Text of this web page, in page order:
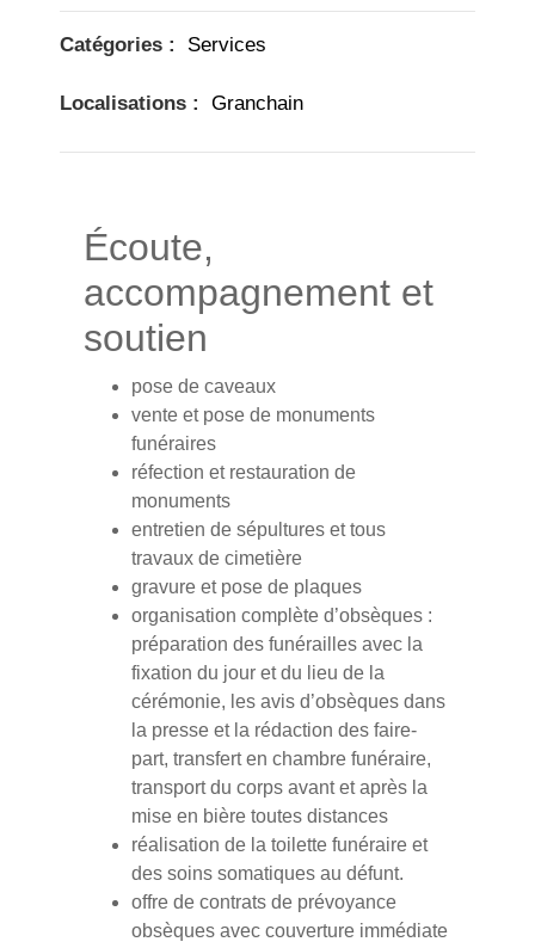
Catégories : Services
Localisations : Granchain
Écoute,
accompagnement et
soutien
pose de caveaux
vente et pose de monuments
funéraires
réfection et restauration de
monuments
entretien de sépultures et tous
travaux de cimetière
gravure et pose de plaques
organisation complète d’obsèques :
préparation des funérailles avec la
fixation du jour et du lieu de la
cérémonie, les avis d’obsèques dans
la presse et la rédaction des faire-
part, transfert en chambre funéraire,
transport du corps avant et après la
mise en bière toutes distances
réalisation de la toilette funéraire et
des soins somatiques au défunt.
offre de contrats de prévoyance
obsèques avec couverture immédiate